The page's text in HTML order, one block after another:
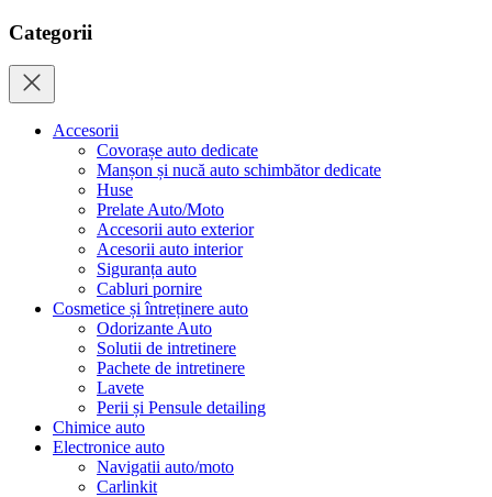
Categorii
Accesorii
Covorașe auto dedicate
Manșon și nucă auto schimbător dedicate
Huse
Prelate Auto/Moto
Accesorii auto exterior
Acesorii auto interior
Siguranța auto
Cabluri pornire
Cosmetice și întreținere auto
Odorizante Auto
Solutii de intretinere
Pachete de intretinere
Lavete
Perii și Pensule detailing
Chimice auto
Electronice auto
Navigatii auto/moto
Carlinkit